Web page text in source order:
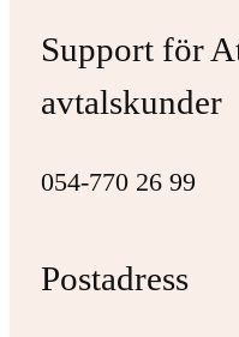
Support för
avtalskunder
054-770 26 99
Postadress